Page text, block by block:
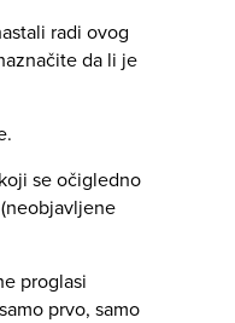
radi ovog
da li je
se očigledno
proglasi
prvo, samo